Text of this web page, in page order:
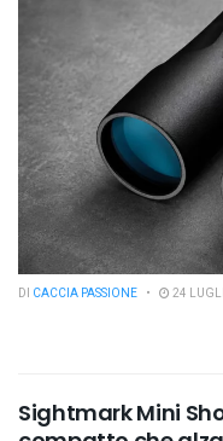
DI CACCIA PASSIONE 24
Sightmark Mini